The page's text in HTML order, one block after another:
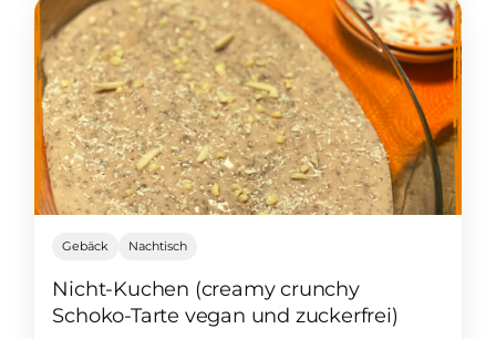
Gebäck Nachtisch
Nicht-Kuchen (creamy crunchy
Schoko-Tarte vegan und zuckerfrei)